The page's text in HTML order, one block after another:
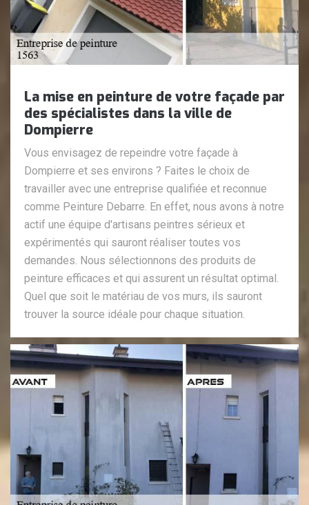
La mise en peinture de votre façade par
des spécialistes dans la ville de
Dompierre
Vous envisagez de repeindre votre façade à
Dompierre et ses environs ? Faites le choix de
travailler avec une entreprise qualifiée et reconnue
comme Peinture Debarre. En effet, nous avons à notre
actif une équipe d'artisans peintres sérieux et
expérimentés qui sauront réaliser toutes vos
demandes. Nous sélectionnons des produits de
peinture efficaces et qui assurent un résultat optimal.
Quel que soit le matériau de vos murs, ils sauront
trouver la source idéale pour chaque situation.